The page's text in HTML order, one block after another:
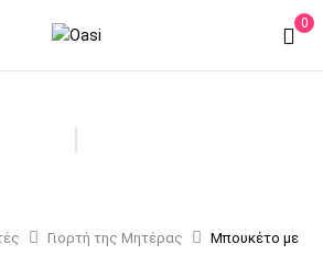
0
Γιορτή της Μητέρας
Μπουκέτο με